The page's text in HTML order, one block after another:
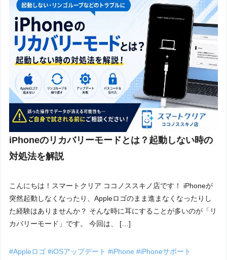
iPhoneのリカバリーモードとは？起動しない時の
対処法を解説
こんにちは！スマートクリア ココノススキノ店です！ iPhoneが
突然起動しなくなったり、Appleロゴのまま進まなくなったりし
た経験はありませんか？ そんな時に耳にすることが多いのが「リ
カバリーモード」です。 今回は、 […]
#Appleロゴ#iOSアップデート#iPhone#iPhoneサポート